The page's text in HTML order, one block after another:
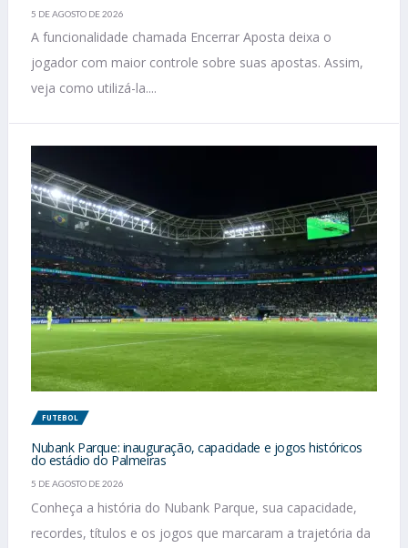
5 DE AGOSTO DE 2026
A funcionalidade chamada Encerrar Aposta deixa o
jogador com maior controle sobre suas apostas. Assim,
veja como utilizá-la....
FUTEBOL
Nubank Parque: inauguração, capacidade e jogos históricos
do estádio do Palmeiras
5 DE AGOSTO DE 2026
Conheça a história do Nubank Parque, sua capacidade,
recordes, títulos e os jogos que marcaram a trajetória da